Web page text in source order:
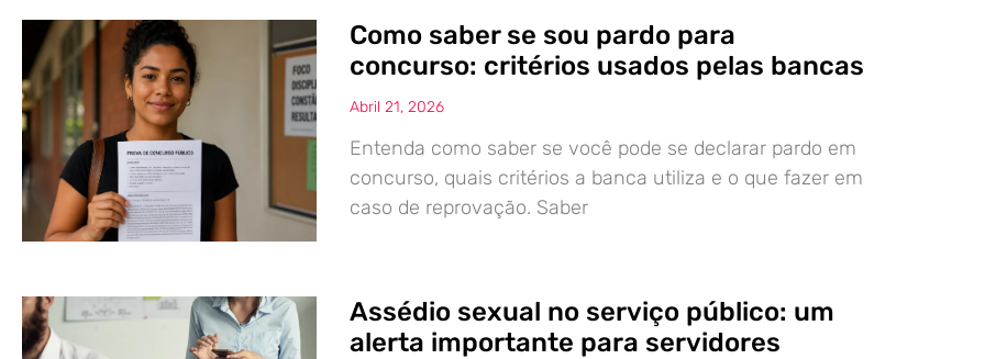
Como saber se sou pardo para
concurso: critérios usados pelas bancas
Abril 21, 2026
Entenda como saber se você pode se declarar pardo em
concurso, quais critérios a banca utiliza e o que fazer em
caso de reprovação. Saber
Assédio sexual no serviço público: um
alerta importante para servidores